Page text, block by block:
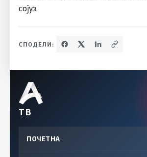
сојуз.
СПОДЕЛИ:
ТВ
ПОЧЕТНА